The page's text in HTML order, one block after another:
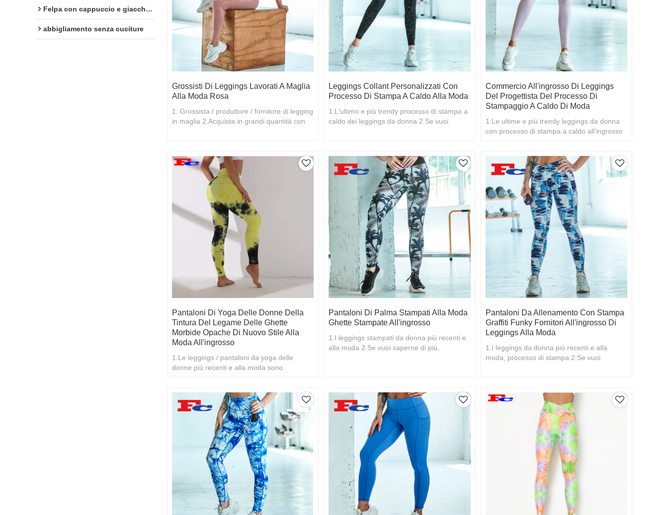
Felpa con cappuccio e giacche all'ingrosso
abbigliamento senza cuciture
Grossisti Di Leggings Lavorati A Maglia
Alla Moda Rosa
1. Grossista / produttore / fornitore di legging
in maglia 2.Acquista in grandi quantità con
Leggings Collant Personalizzati Con
Processo Di Stampa A Caldo Alla Moda
1.L'ultimo e più trendy processo di stampa a
caldo dei leggings da donna 2.Se vuoi
Commercio All'ingrosso Di Leggings
Del Progettista Del Processo Di
Stampaggio A Caldo Di Moda
1.Le ultime e più trendy leggings da donna
con processo di stampa a caldo all'ingrosso
Pantaloni Di Yoga Delle Donne Della
Tintura Del Legame Delle Ghette
Morbide Opache Di Nuovo Stile Alla
Moda All'ingrosso
1.Le leggings / pantaloni da yoga delle
donne più recenti e alla moda sono
Pantaloni Di Palma Stampati Alla Moda
Ghette Stampate All'ingrosso
1.I leggings stampati da donna più recenti e
alla moda 2.Se vuoi saperne di più,
Pantaloni Da Allenamento Con Stampa
Graffiti Funky Fornitori All'ingrosso Di
Leggings Alla Moda
1.I leggings da donna più recenti e alla
moda, processo di stampa 2.Se vuoi